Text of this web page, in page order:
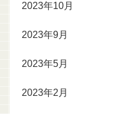
2023年10月
2023年9月
2023年5月
2023年2月